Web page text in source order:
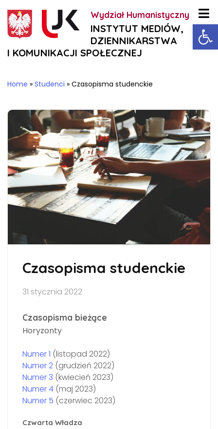
Wydział Humanistyczny
INSTYTUT MEDIÓW,
DZIENNIKARSTWA
I KOMUNIKACJI SPOŁECZNEJ
Home » Studenci » Czasopisma studenckie
Czasopisma studenckie
31 stycznia 2022
Czasopisma bieżące
Horyzonty
Numer 1 (listopad 2022)
Numer 2 (grudzień 2022)
Numer 3 (kwiecień 2023)
Numer 4 (maj 2023)
Numer 5 (czerwiec 2023)
Czwarta Władza